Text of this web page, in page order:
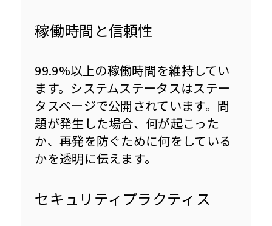
稼働時間と信頼性
99.9%以上の稼働時間を維持してい
ます。システムステータスはステー
タスページで公開されています。問
題が発生した場合、何が起こった
か、再発を防ぐために何をしている
かを透明に伝えます。
セキュリティプラクティス